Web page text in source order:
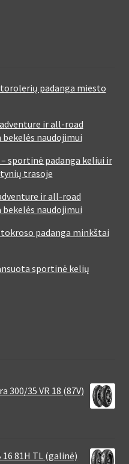
padanga miesto
ir all-road
naudojimui
sportinė padanga keliui ir
trasoje
ir all-road
naudojimui
padanga minkštai
sportinė kelių
300/35 VR 18 (87V)
81H TL (galinė)